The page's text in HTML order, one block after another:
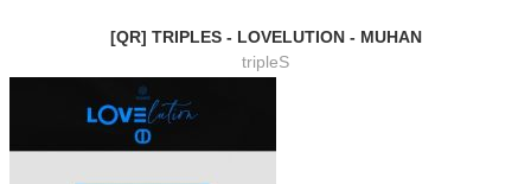
[QR] TRIPLES - LOVELUTION - MUHAN
tripleS